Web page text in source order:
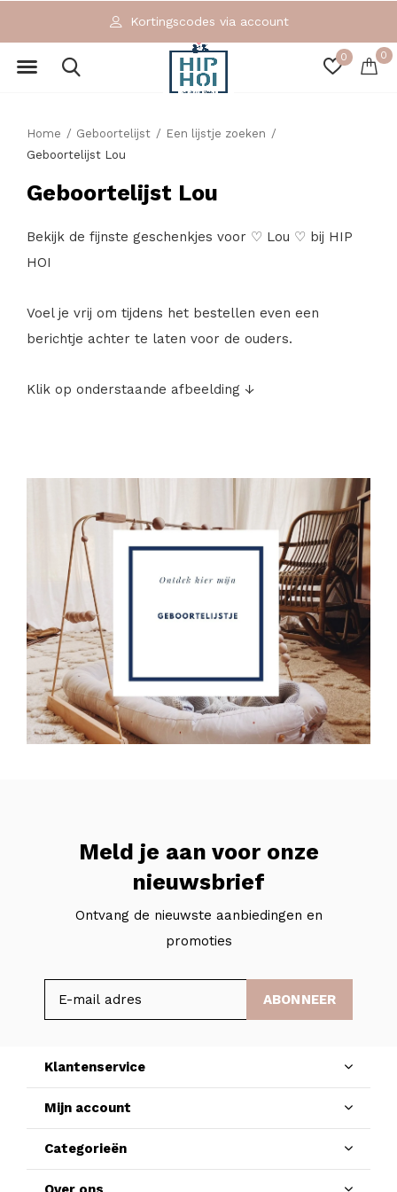
0 0
Kortingscodes via account
Home Geboortelijst
Een lijstje zoeken
Geboortelijst Lou
Geboortelijst Lou
Bekijk de fijnste geschenkjes voor ♡ Lou ♡ bij HIP
HOI
Voel je vrij om tijdens het bestellen even een
berichtje achter te laten voor de ouders.
Klik op onderstaande afbeelding ↓
Meld je aan voor onze
nieuwsbrief
Ontvang de nieuwste aanbiedingen en
promoties
ABONNEER
Klantenservice
Mijn account
Categorieën